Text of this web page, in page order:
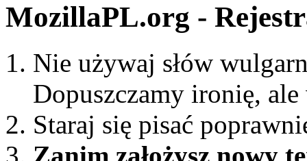
MozillaPL.org -
Nie używaj słów
Dopuszczamy ironię,
Staraj się pisać